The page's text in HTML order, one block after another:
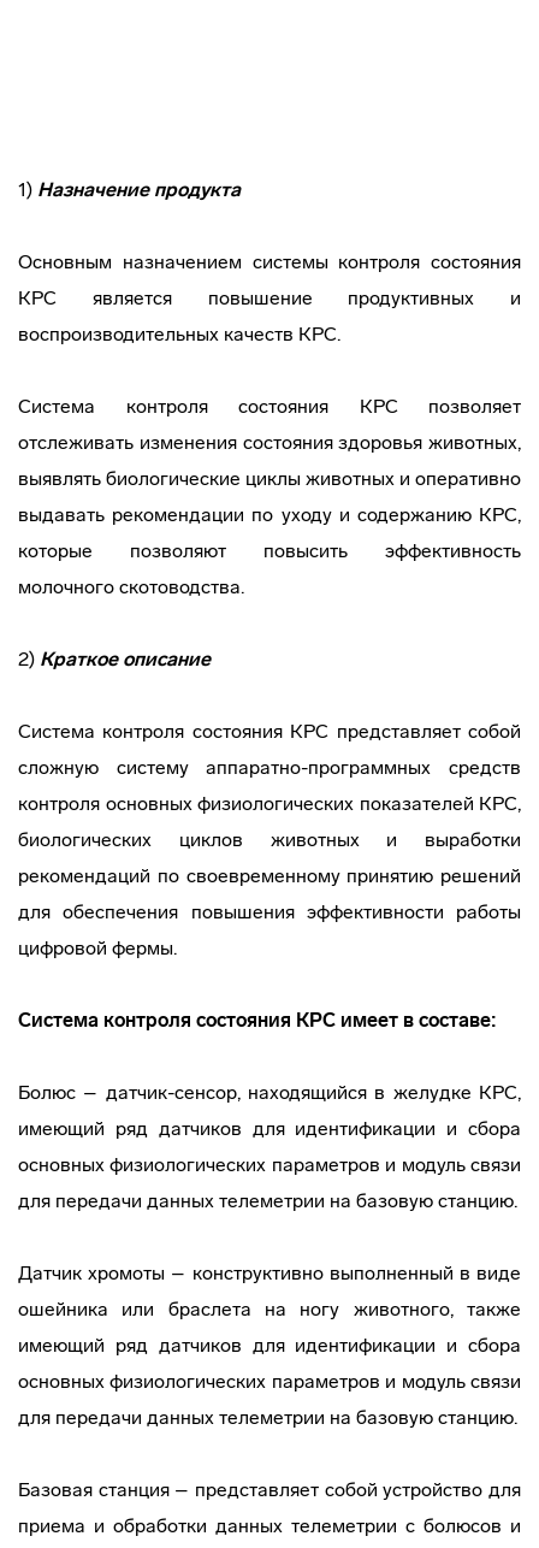
1) Назначение продукта
Основным назначением системы контроля состояния
КРС является повышение продуктивных и
воспроизводительных качеств КРС.
Система контроля состояния КРС позволяет
отслеживать изменения состояния здоровья животных,
выявлять биологические циклы животных и оперативно
выдавать рекомендации по уходу и содержанию КРС,
которые позволяют повысить эффективность
молочного скотоводства.
2) Краткое описание
Система контроля состояния КРС представляет собой
сложную систему аппаратно-программных средств
контроля основных физиологических показателей КРС,
биологических циклов животных и выработки
рекомендаций по своевременному принятию решений
для обеспечения повышения эффективности работы
цифровой фермы.
Система контроля состояния КРС имеет в составе:
Болюс – датчик-сенсор, находящийся в желудке КРС,
имеющий ряд датчиков для идентификации и сбора
основных физиологических параметров и модуль связи
для передачи данных телеметрии на базовую станцию.
Датчик хромоты – конструктивно выполненный в виде
ошейника или браслета на ногу животного, также
имеющий ряд датчиков для идентификации и сбора
основных физиологических параметров и модуль связи
для передачи данных телеметрии на базовую станцию.
Базовая станция – представляет собой устройство для
приема и обработки данных телеметрии с болюсов и